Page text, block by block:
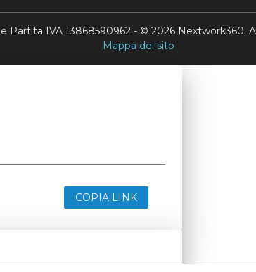
Partita IVA 13868590962 - © 2026 Nextwork360.
Mappa del sito
COPIA LINK